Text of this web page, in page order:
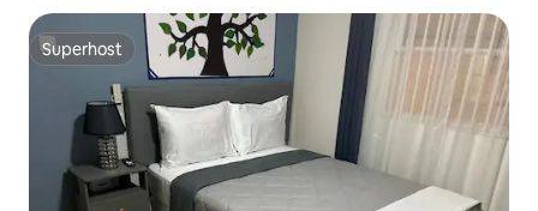
Superhost
Superhost